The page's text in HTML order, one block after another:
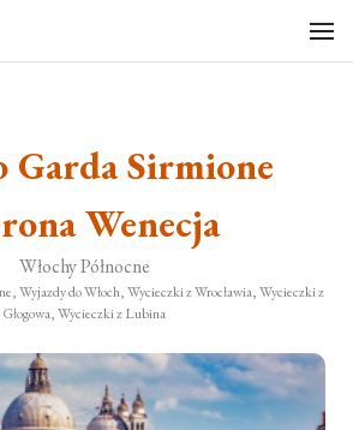
Garda Sirmione
Wenecja
Włochy Północne
Wyjazdy do Włoch, Wycieczki z Wrocławia, Wycieczki z
Głogowa, Wycieczki z Lubina